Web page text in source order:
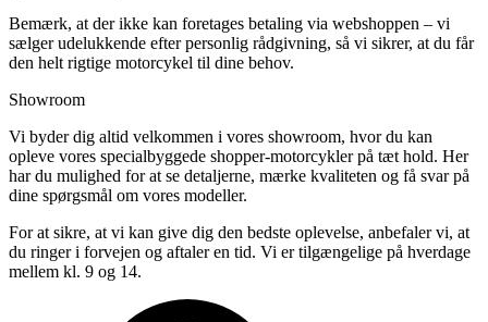
Bemærk, at der ikke kan foretages betaling via webshoppen – vi
sælger udelukkende efter personlig rådgivning, så vi sikrer, at du får
den helt rigtige motorcykel til dine behov.
Showroom
Vi byder dig altid velkommen i vores showroom, hvor du kan
opleve vores specialbyggede shopper-motorcykler på tæt hold. Her
har du mulighed for at se detaljerne, mærke kvaliteten og få svar på
dine spørgsmål om vores modeller.
For at sikre, at vi kan give dig den bedste oplevelse, anbefaler vi, at
du ringer i forvejen og aftaler en tid. Vi er tilgængelige på hverdage
mellem kl. 9 og 14.